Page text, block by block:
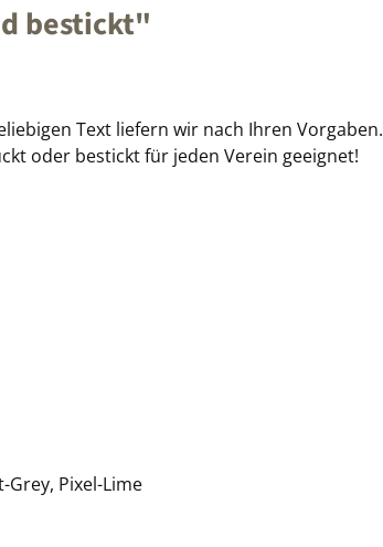
bestickt"
Text liefern wir nach Ihren Vorgaben.
oder bestickt für jeden Verein geeignet!
Grey, Pixel-Lime